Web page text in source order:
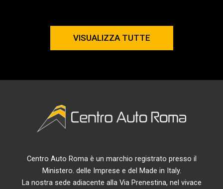
VISUALIZZA TUTTE
Centro Auto Roma è un marchio registrato presso il
Ministero. delle Imprese e del Made in Italy.
La nostra sede adiacente alla Via Prenestina, nel vivace